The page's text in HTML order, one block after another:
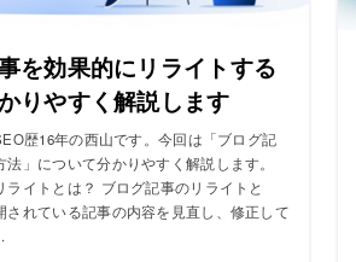
を効果的にリライトする
りやすく解説します
歴16年の西山です。今回は「ブログ記
」について分かりやすく解説します。
ライトとは？ ブログ記事のリライトと
されている記事の内容を見直し、修正して